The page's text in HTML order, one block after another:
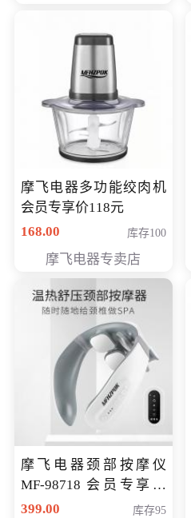
摩飞电器多功能绞肉机
会员专享价118元
168.00
库存100
摩飞电器专卖店
摩飞电器颈部按摩仪
MF-98718 会员专享价
299元
399.00 库存95